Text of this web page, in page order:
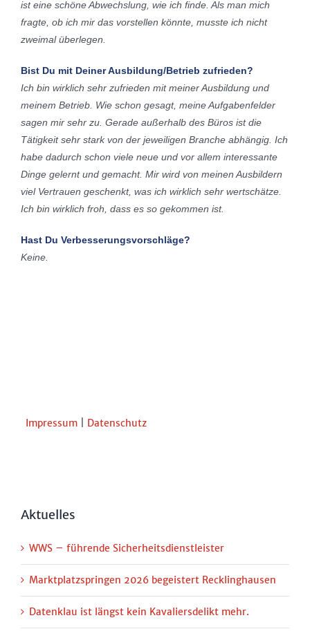
ist eine schöne Abwechslung, wie ich finde. Als man mich
fragte, ob ich mir das vorstellen könnte, musste ich nicht
zweimal überlegen.
Bist Du mit Deiner Ausbildung/Betrieb zufrieden?
Ich bin wirklich sehr zufrieden mit meiner Ausbildung und
meinem Betrieb. Wie schon gesagt, meine Aufgabenfelder
sagen mir sehr zu. Gerade außerhalb des Büros ist die
Tätigkeit sehr stark von der jeweiligen Branche abhängig. Ich
habe dadurch schon viele neue und vor allem interessante
Dinge gelernt und gemacht. Mir wird von meinen Ausbildern
viel Vertrauen geschenkt, was ich wirklich sehr wertschätze.
Ich bin wirklich froh, dass es so gekommen ist.
Hast Du Verbesserungsvorschläge?
Keine.
Impressum Datenschutz
Aktuelles
WWS – führende Sicherheitsdienstleister
Marktplatzspringen 2026 begeistert Recklinghausen
Datenklau ist längst kein Kavaliersdelikt mehr.